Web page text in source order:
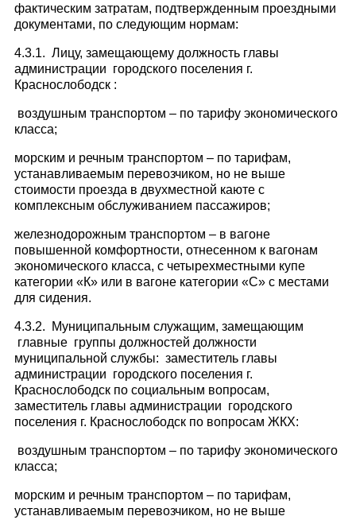
фактическим затратам, подтвержденным проездными
документами, по следующим нормам:
4.3.1. Лицу, замещающему должность главы
администрации городского поселения г.
Краснослободск :
воздушным транспортом – по тарифу экономического
класса;
морским и речным транспортом – по тарифам,
устанавливаемым перевозчиком, но не выше
стоимости проезда в двухместной каюте с
комплексным обслуживанием пассажиров;
железнодорожным транспортом – в вагоне
повышенной комфортности, отнесенном к вагонам
экономического класса, с четырехместными купе
категории «К» или в вагоне категории «С» с местами
для сидения.
4.3.2. Муниципальным служащим, замещающим
главные группы должностей должности
муниципальной службы: заместитель главы
администрации городского поселения г.
Краснослободск по социальным вопросам,
заместитель главы администрации городского
поселения г. Краснослободск по вопросам ЖКХ:
воздушным транспортом – по тарифу экономического
класса;
морским и речным транспортом – по тарифам,
устанавливаемым перевозчиком, но не выше